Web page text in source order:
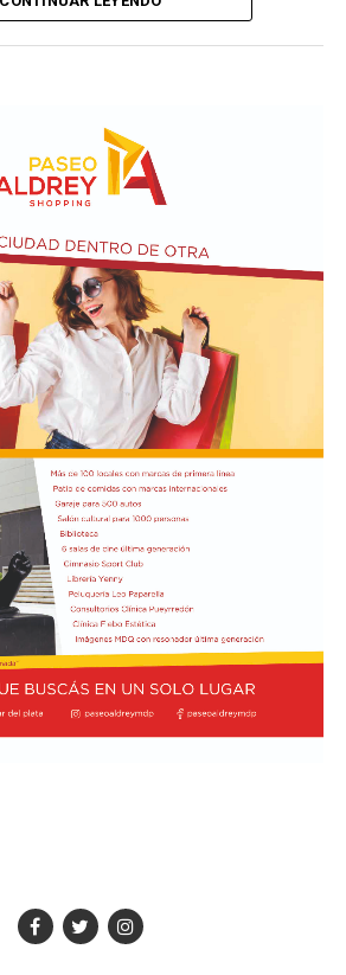
introduce un agregado sobre
21.499 relacionada a las
prensa acompañaron a Bullrich los
de Asuntos
Coto (LLA-Tierra del Fuego),
Nadia Márquez (LLA-Neuquén).
la conferencia de prensa en el
LA NACIÓN